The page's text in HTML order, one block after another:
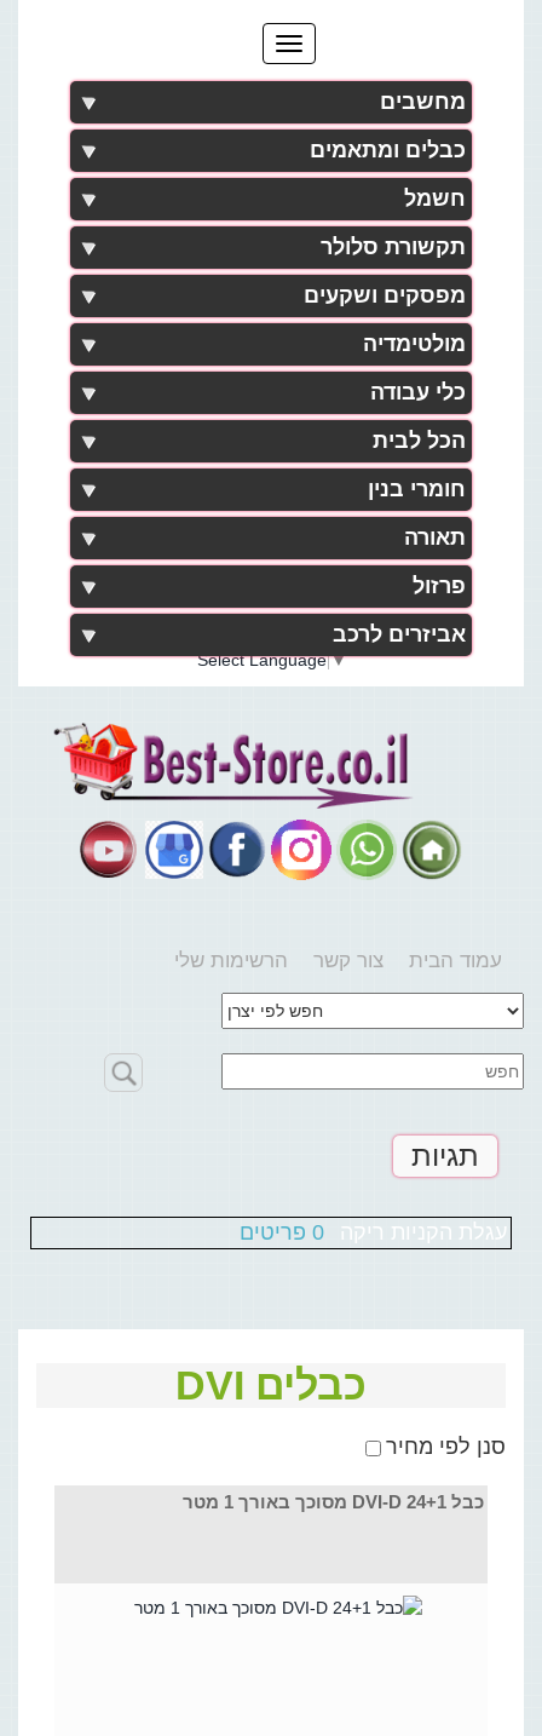
מחשבים
כבלים ומתאמים
חשמל
תקשורת סלולר
מפסקים ושקעים
מולטימדיה
כלי עבודה
הכל לבית
חומרי בנין
תאורה
פרזול
אביזרים לרכב
Select Language▼
הרשימות שלי עמוד הבית צור קשר
תגיות
עגלת הקניות ריקה 0 פריטים
כבלים DVI
סנן לפי מחיר
כבל DVI-D 24+1 מסוכך באורך 1 מטר